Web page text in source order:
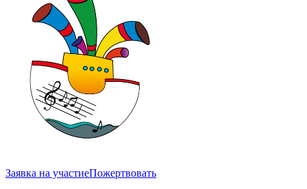
Заявка на участиеПожертвовать